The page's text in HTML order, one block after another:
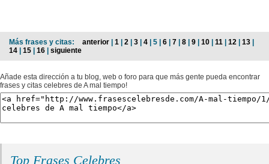
Más frases y citas: anterior | 1 | 2 | 3 | 4 | 5 | 6 | 7 | 8 | 9 | 10 | 11 | 12 | 13 |
14 | 15 | 16 | siguiente
Añade esta dirección a tu blog, web o foro para que más gente pueda encontrar
frases y citas celebres de A mal tiempo!
Top Frases Celebres